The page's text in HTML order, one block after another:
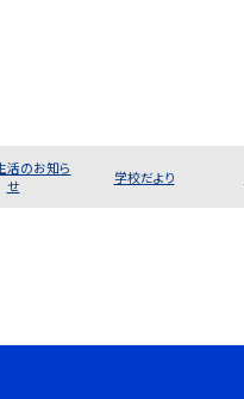
活のお知ら
せ
学校だより